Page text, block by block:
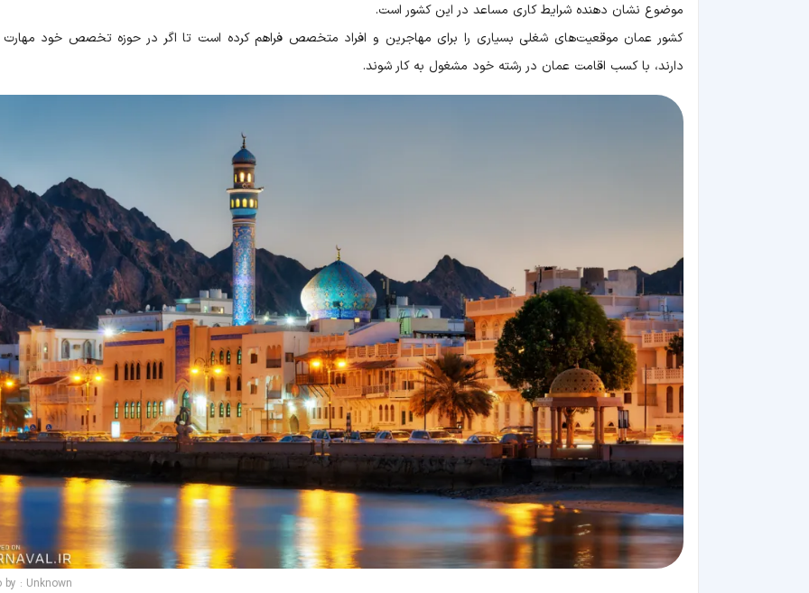
موضوع نشان دهنده شرایط کاری مساعد در این کشور است.
کشور عمان موقعیت‌های شغلی بسیاری را برای مهاجرین و افراد متخصص فراهم کرده است تا اگر در حوزه تخصص خود مهارت
دارند، با کسب اقامت عمان در رشته خود مشغول به کار شوند.
by : Unknown